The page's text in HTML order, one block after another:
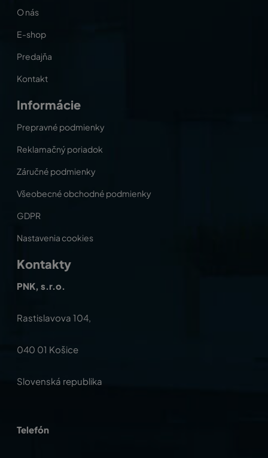
O nás
E-shop
Predajňa
Kontakt
Informácie
Prepravné podmienky
Reklamačný poriadok
Záručné podmienky
Všeobecné obchodné podmienky
GDPR
Nastavenia cookies
Kontakty
PNK, s.r.o.
Rastislavova 104,
040 01 Košice
Slovenská republika
Telefón